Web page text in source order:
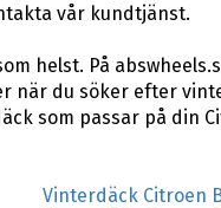
vår kundtjänst.
helst. På
när du söker efter
som passar på din
Vinterdäck Citroen